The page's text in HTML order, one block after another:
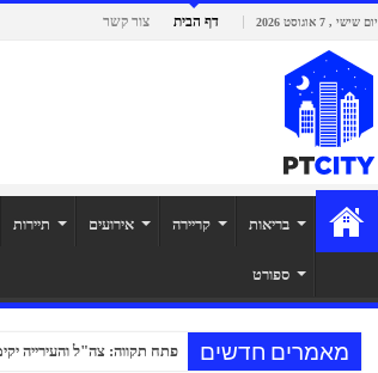
יום שישי , 7 אוגוסט 2026 דף הבית צור קשר
בריאות קריירה אירועים תיירות
ספורט
מאמרים חדשים פתח תקווה: צה"ל והעירייה